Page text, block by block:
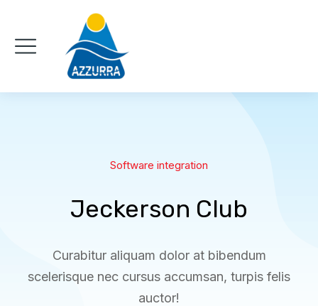
Software integration
Jeckerson Club
Curabitur aliquam dolor at bibendum
scelerisque nec cursus accumsan, turpis felis
auctor!